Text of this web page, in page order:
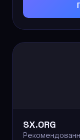
SX.ORG